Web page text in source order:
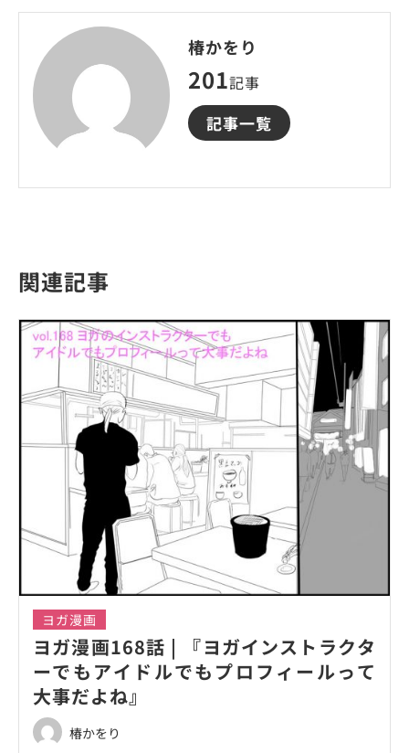
椿かをり
201記事
記事一覧
関連記事
ヨガ漫画
ヨガ漫画168話 | 『ヨガインストラクタ
ーでもアイドルでもプロフィールって
大事だよね』
椿かをり